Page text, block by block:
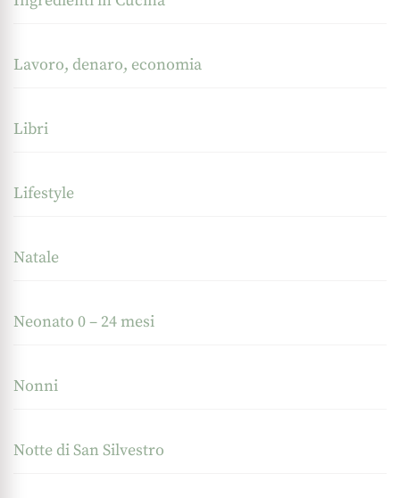
Lavoro, denaro, economia
Libri
Lifestyle
Natale
Neonato 0 – 24 mesi
Nonni
Notte di San Silvestro